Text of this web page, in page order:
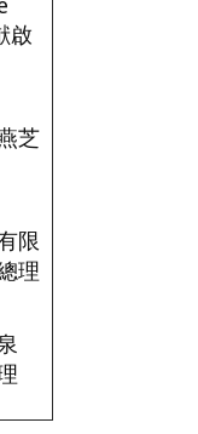
啟
芝
限
理